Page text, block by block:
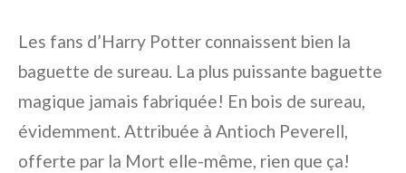
Les fans d’Harry Potter connaissent bien la
baguette de sureau. La plus puissante baguette
magique jamais fabriquée! En bois de sureau,
évidemment. Attribuée à Antioch Peverell,
offerte par la Mort elle-même, rien que ça!